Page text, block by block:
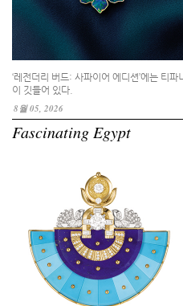
‘레전더리 버드: 사파이어 에디션’에는 티
이 깃들어 있다.
8월 05, 2026
Fascinating Egypt